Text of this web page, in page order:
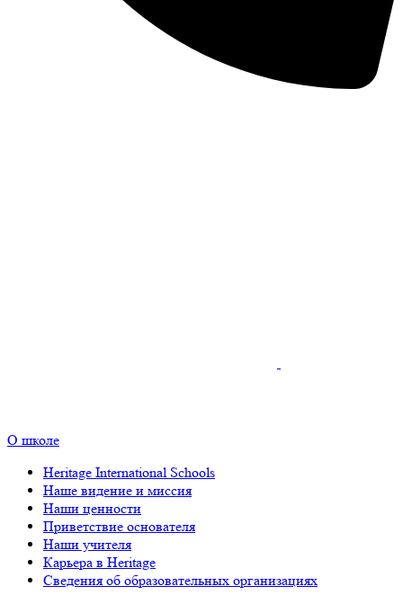
О школе
Heritage International Schools
Наше видение и миссия
Наши ценности
Приветствие основателя
Наши учителя
Карьера в Heritage
Сведения об образовательных организациях